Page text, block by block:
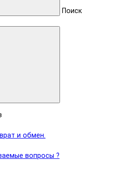
Поиск
и обмен.
вопросы ?